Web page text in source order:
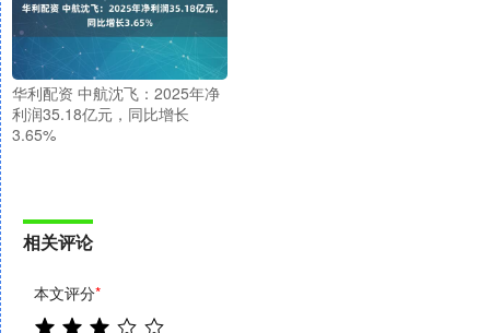
华利配资 中航沈飞：2025年净
利润35.18亿元，同比增长
3.65%
相关评论
本文评分*